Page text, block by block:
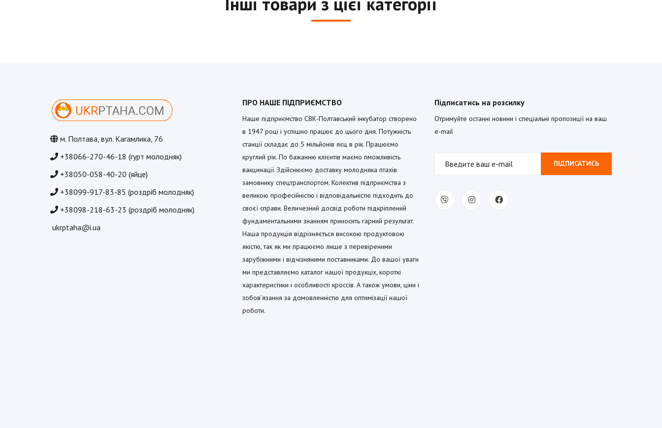
м. Полтава, вул. Кагамлика, 76
+38066-270-46-18 (гурт молодняк)
+38050-058-40-20 (яйце)
+38099-917-83-85 (роздріб молодняк)
+38098-218-63-23 (роздріб молодняк)
ukrptaha@i.ua
ПРО НАШЕ ПІДПРИЄМСТВО
Наше підприємство СВК-Полтавський інкубатор створено
в 1947 році і успішно працює до цього дня. Потужність
станції складає до 5 мільйонів яєц в рік. Працюємо
круглий рік. По бажанню клієнтів маємо пможливість
вакцинації. Здійснюємо доставку молодняка птахів
замовнику спецтранспортом. Колектив підприємства з
великою професійністю і відповідальністю підходить до
своєї справи. Величезний досвід роботи підкріплений
фундаментальними знанням приносить гарний результат.
Наша продукція відрізняється високою продуктовою
якістю, так як ми працюємо лише з перевіреними
зарубіжними і відчізняними поставниками. До вашої уваги
ми представляємо каталог нашої продукціх, короткі
характеристики і особливості кроссів. А також умови, ціни і
зобовʼязання за домовленністю для оптимізації нашої
роботи.
Підписатись на розсилку
Отримуйте останні новини і спеціальні пропозиції на ваш
e-mail
ПІДПИСАТИСЬ